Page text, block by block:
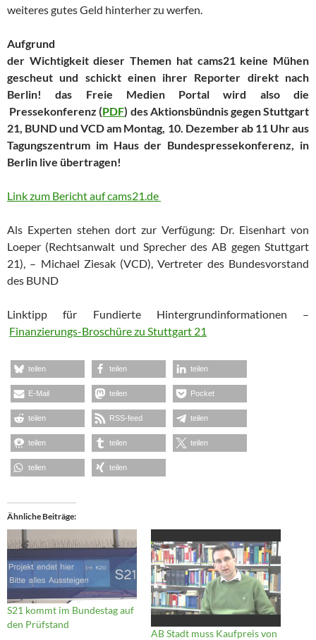
weiteres gutes Geld hinterher zu werfen.
Aufgrund
der Wichtigkeit dieser Themen hat cams21 keine Mühen
gescheut und schickt einen ihrer Reporter direkt nach
Berlin! das Freie Medien Portal wird also die
Pressekonferenz (PDF) des Aktionsbündnis gegen Stuttgart
21, BUND und VCD am Montag, 10. Dezember ab 11 Uhr aus
Tagungszentrum im Haus der Bundespressekonferenz, in
Berlin live übertragen!
Link zum Bericht auf cams21.de
Als Experten stehen dort zur Verfügung: Dr. Eisenhart von
Loeper (Rechtsanwalt und Sprecher des AB gegen Stuttgart
21), – Michael Ziesak (VCD), Vertreter des Bundesvorstand
des BUND
Linktipp für Fundierte Hintergrundinformationen –
Finanzierungs-Broschüre zu Stuttgart 21
teilen teilen teilen
E-Mail teilen Pocket
teilen RSS-feed teilen
teilen teilen teilen
teilen teilen
Ähnliche Beiträge
S21 kommt im Bundestag auf
den Prüfstand
AB Stadt muss Kaufpreis von